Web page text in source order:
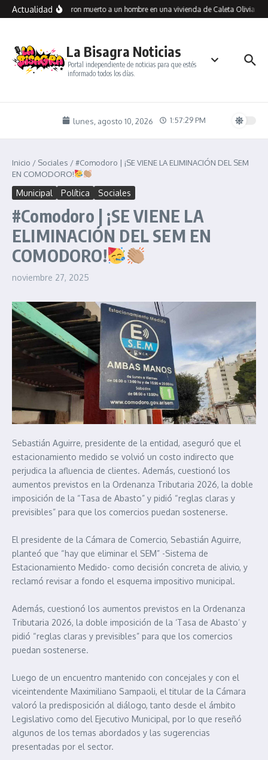
Saltar al contenido
ActualidadEncontraron muerto a un hombre en una vivienda de Caleta Olivia:
La Bisagra Noticias
Portal independiente de noticias para que estés
informado todos los días.
lunes, agosto 10, 2026 1:57:29 PM
Inicio / Sociales /#Comodoro | ¡SE VIENE LA ELIMINACIÓN DEL SEM
EN COMODORO!
Municipal Política Sociales
#Comodoro | ¡SE VIENE LA
ELIMINACIÓN DEL SEM EN
COMODORO!
noviembre 27, 2025
Sebastián Aguirre, presidente de la entidad, aseguró que el
estacionamiento medido se volvió un costo indirecto que
perjudica la afluencia de clientes. Además, cuestionó los
aumentos previstos en la Ordenanza Tributaria 2026, la doble
imposición de la “Tasa de Abasto” y pidió “reglas claras y
previsibles” para que los comercios puedan sostenerse.
El presidente de la Cámara de Comercio, Sebastián Aguirre,
planteó que “hay que eliminar el SEM” -Sistema de
Estacionamiento Medido- como decisión concreta de alivio, y
reclamó revisar a fondo el esquema impositivo municipal.
Además, cuestionó los aumentos previstos en la Ordenanza
Tributaria 2026, la doble imposición de la ‘Tasa de Abasto’ y
pidió “reglas claras y previsibles” para que los comercios
puedan sostenerse.
Luego de un encuentro mantenido con concejales y con el
viceintendente Maximiliano Sampaoli, el titular de la Cámara
valoró la predisposición al diálogo, tanto desde el ámbito
Legislativo como del Ejecutivo Municipal, por lo que reseñó
algunos de los temas abordados y las sugerencias
presentadas por el sector.